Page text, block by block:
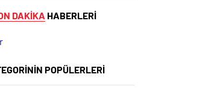
DAKİKA HABERLERİ
POPÜLERLERİ